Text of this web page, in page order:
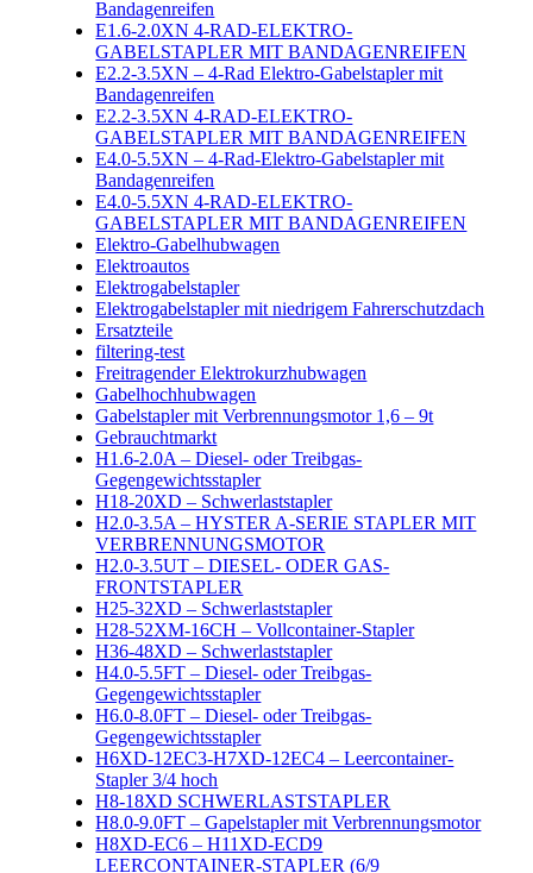
Bandagenreifen
E1.6-2.0XN 4-RAD-ELEKTRO-
GABELSTAPLER MIT BANDAGENREIFEN
E2.2-3.5XN – 4-Rad Elektro-Gabelstapler mit
Bandagenreifen
E2.2-3.5XN 4-RAD-ELEKTRO-
GABELSTAPLER MIT BANDAGENREIFEN
E4.0-5.5XN – 4-Rad-Elektro-Gabelstapler mit
Bandagenreifen
E4.0-5.5XN 4-RAD-ELEKTRO-
GABELSTAPLER MIT BANDAGENREIFEN
Elektro-Gabelhubwagen
Elektroautos
Elektrogabelstapler
Elektrogabelstapler mit niedrigem Fahrerschutzdach
Ersatzteile
filtering-test
Freitragender Elektrokurzhubwagen
Gabelhochhubwagen
Gabelstapler mit Verbrennungsmotor 1,6 – 9t
Gebrauchtmarkt
H1.6-2.0A – Diesel- oder Treibgas-
Gegengewichtsstapler
H18-20XD – Schwerlaststapler
H2.0-3.5A – HYSTER A-SERIE STAPLER MIT
VERBRENNUNGSMOTOR
H2.0-3.5UT – DIESEL- ODER GAS-
FRONTSTAPLER
H25-32XD – Schwerlaststapler
H28-52XM-16CH – Vollcontainer-Stapler
H36-48XD – Schwerlaststapler
H4.0-5.5FT – Diesel- oder Treibgas-
Gegengewichtsstapler
H6.0-8.0FT – Diesel- oder Treibgas-
Gegengewichtsstapler
H6XD-12EC3-H7XD-12EC4 – Leercontainer-
Stapler 3/4 hoch
H8-18XD SCHWERLASTSTAPLER
H8.0-9.0FT – Gapelstapler mit Verbrennungsmotor
H8XD-EC6 – H11XD-ECD9
LEERCONTAINER-STAPLER (6/9